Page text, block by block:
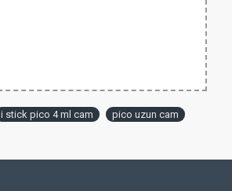
i stick pico 4 ml cam pico uzun cam